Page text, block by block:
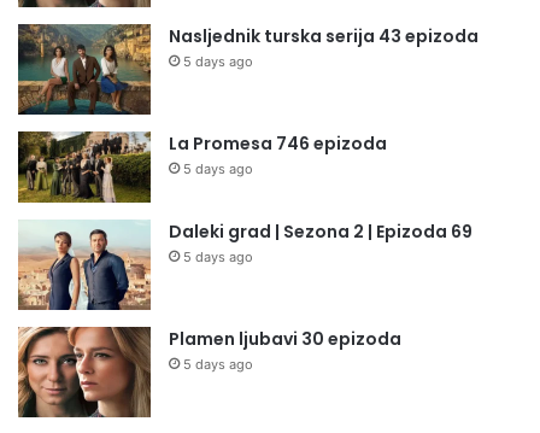
Nasljednik turska serija 43 epizoda
5 days ago
La Promesa 746 epizoda
5 days ago
Daleki grad | Sezona 2 | Epizoda 69
5 days ago
Plamen ljubavi 30 epizoda
5 days ago